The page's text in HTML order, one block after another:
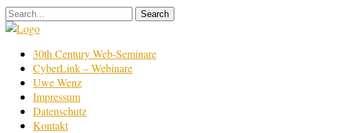
Skip
to
Film
Bearbeitung
30th Century Web-Seminare
CyberLink – Webinare
Uwe Wenz
Impressum
Datenschutz
Kontakt